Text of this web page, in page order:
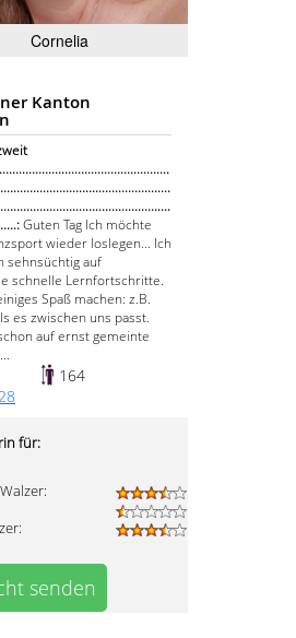
Cornelia
Kanton
Guten Tag Ich möchte
wieder loslegen... Ich
sehnsüchtig auf
schnelle Lernfortschritte.
Spaß machen: z.B.
es zwischen uns passt.
auf ernst gemeinte
164
für:
senden